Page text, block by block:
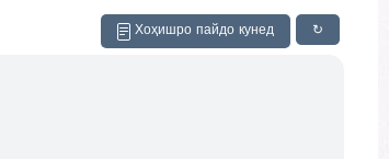
↻
Хоҳишро пайдо кунед